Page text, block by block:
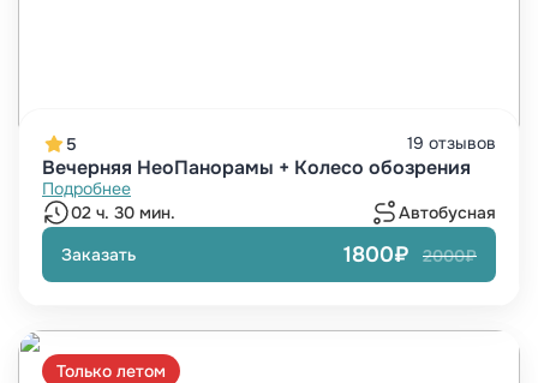
5 19 отзывов
Вечерняя НеоПанорамы + Колесо обозрения
Подробнее
02 ч. 30 мин.
Автобусная
Заказать
1800₽ 2000₽
Только летом